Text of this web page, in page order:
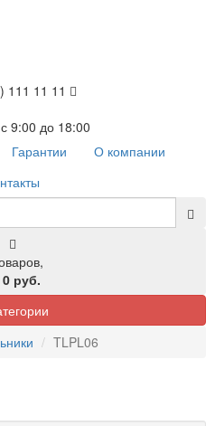
111 11 11
9:00 до 18:00
Гарантии
О компании
0 руб.
TLPL06